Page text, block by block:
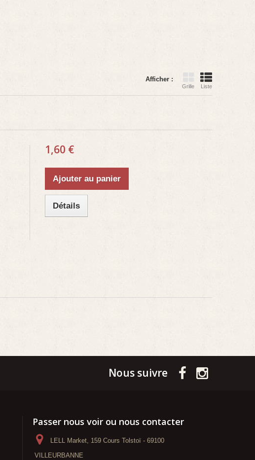
Afficher :
Grille Liste
1,60 €
Ajouter au panier
Détails
Nous suivre
Passer nous voir ou nous contacter
LELL Market, 159 Cours Tolstoï - 69100
VILLEURBANNE